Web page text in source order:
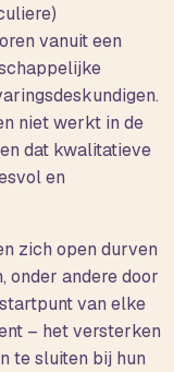
vanuit een
niet werkt in de
dat kwalitatieve
en
zich open durven
onder andere door
van elke
– het versterken
te sluiten bij hun